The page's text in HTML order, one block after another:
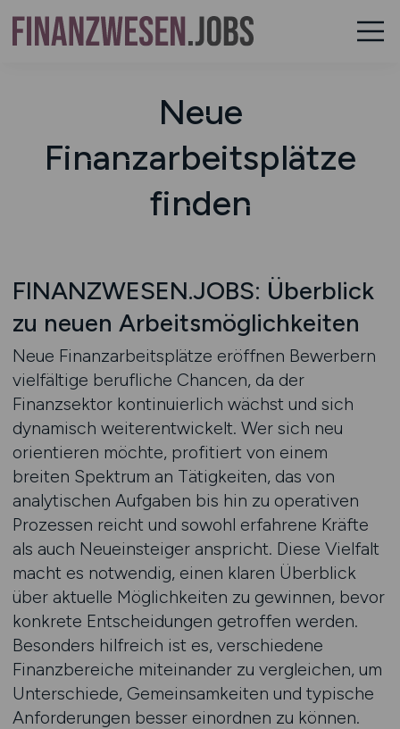
Neue
Finanzarbeitsplätze
finden
FINANZWESEN.JOBS: Überblick
zu neuen Arbeitsmöglichkeiten
Neue Finanzarbeitsplätze eröffnen Bewerbern
vielfältige berufliche Chancen, da der
Finanzsektor kontinuierlich wächst und sich
dynamisch weiterentwickelt. Wer sich neu
orientieren möchte, profitiert von einem
breiten Spektrum an Tätigkeiten, das von
analytischen Aufgaben bis hin zu operativen
Prozessen reicht und sowohl erfahrene Kräfte
als auch Neueinsteiger anspricht. Diese Vielfalt
macht es notwendig, einen klaren Überblick
über aktuelle Möglichkeiten zu gewinnen, bevor
konkrete Entscheidungen getroffen werden.
Besonders hilfreich ist es, verschiedene
Finanzbereiche miteinander zu vergleichen, um
Unterschiede, Gemeinsamkeiten und typische
Anforderungen besser einordnen zu können.